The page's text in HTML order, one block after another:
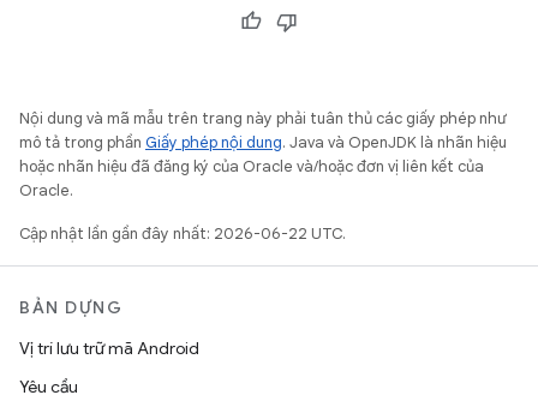
Nội dung và mã mẫu trên trang này phải tuân thủ các giấy phép như
mô tả trong phần Giấy phép nội dung. Java và OpenJDK là nhãn hiệu
hoặc nhãn hiệu đã đăng ký của Oracle và/hoặc đơn vị liên kết của
Oracle.
Cập nhật lần gần đây nhất: 2026-06-22 UTC.
BẢN DỰNG
Vị trí lưu trữ mã Android
Yêu cầu